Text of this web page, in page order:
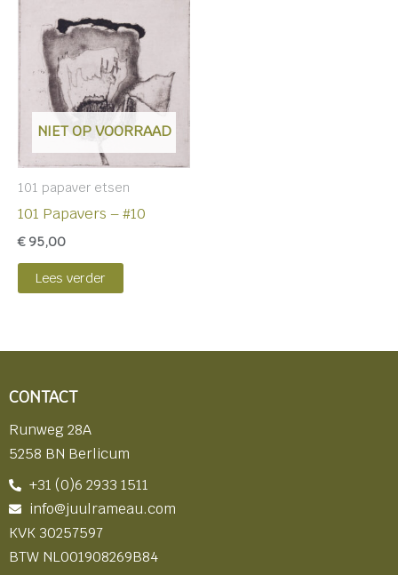
NIET OP VOORRAAD
101 papaver etsen
101 Papavers – #10
€95,00
Lees verder
CONTACT
Runweg 28A
5258 BN Berlicum
+31 (0)6 2933 1511
info@juulrameau.com
KVK 30257597
BTW NL001908269B84